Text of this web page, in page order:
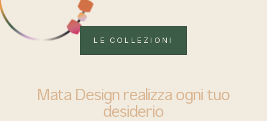
libertà di scegliere ciò che più rappresenta.
LE COLLEZIONI
Mata Design realizza ogni tuo
desiderio